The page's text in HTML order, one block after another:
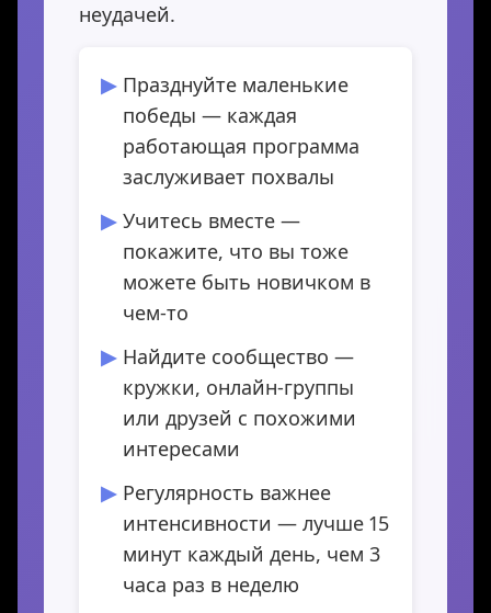
неудачей.
Празднуйте маленькие
победы — каждая
работающая программа
заслуживает похвалы
Учитесь вместе —
покажите, что вы тоже
можете быть новичком в
чем-то
Найдите сообщество —
кружки, онлайн-группы
или друзей с похожими
интересами
Регулярность важнее
интенсивности — лучше 15
минут каждый день, чем 3
часа раз в неделю